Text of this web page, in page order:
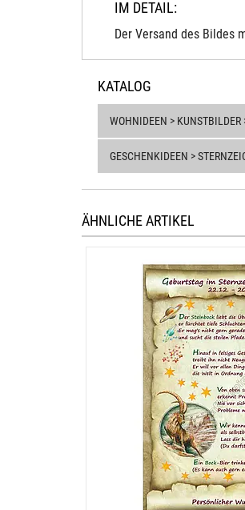
IM DETAIL:
Der Versand des Bildes
KATALOG
WOHNIDEEN > KUNSTBILDER
GESCHENKIDEEN >
ÄHNLICHE ARTIKEL